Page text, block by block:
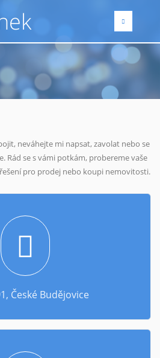
neváhejte mi napsat, zavolat nebo se
Rád se s vámi potkám, probereme vaše
pro prodej nebo koupi nemovitosti.
České Budějovice